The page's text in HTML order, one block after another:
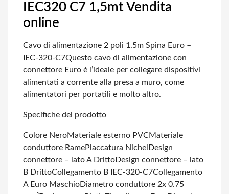
IEC320 C7 1,5mt Vendita
online
Cavo di alimentazione 2 poli 1.5m Spina Euro –
IEC-320-C7Questo cavo di alimentazione con
connettore Euro è l’ideale per collegare dispositivi
alimentati a corrente alla presa a muro, come
alimentatori per portatili e molto altro.
Specifiche del prodotto
Colore NeroMateriale esterno PVCMateriale
conduttore RamePlaccatura Nichel Design
connettore – lato A DrittoDesign connettore – lato
B DrittoCollegamento B IEC-320-C7Collegamento
A Euro MaschioDiametro conduttore 2x 0.75